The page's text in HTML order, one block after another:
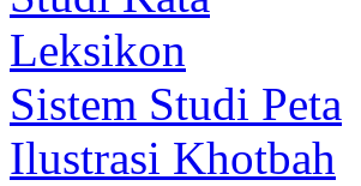
Leksikon
Sistem Studi Peta
Ilustrasi Khotbah